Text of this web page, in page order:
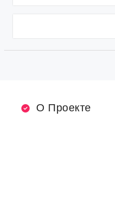
О Проекте